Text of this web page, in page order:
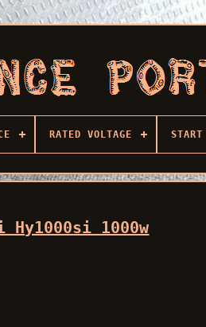
RATED VOLTAGE START
1000w